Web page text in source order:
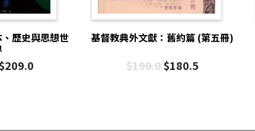
歷史與思想世
209.0
基督教典外文獻：舊約篇 (第五冊)
$190.0$180.5